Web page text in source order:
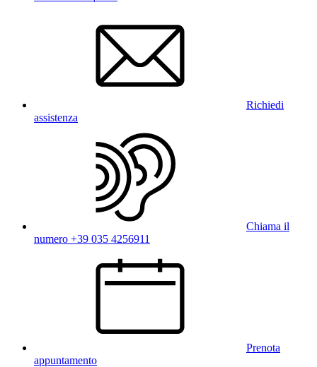
Richiedi
assistenza
Chiama il
numero +39 035 4256911
Prenota
appuntamento